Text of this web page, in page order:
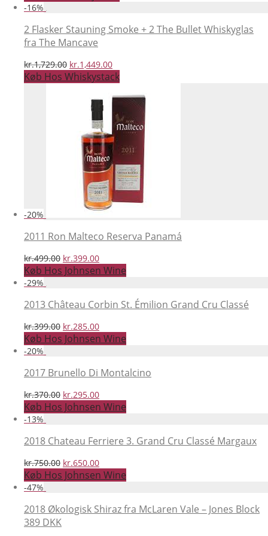
pris
kr.1,239.00.
pris
kr.1,049.00.
-16%
2 Flasker Stauning Smoke + 2 The Bullet Whiskyglas
fra The Mancave
kr.1,729.00 Den
oprindelige
pris
kr.1,729.00.
kr.1,449.00Den
aktuelle
pris
er:
kr.1,449.00.
Køb Hos Whiskystack
-20%
2011 Ron Malteco Reserva Panamá
kr.499.00 Den
oprindelige
pris
kr.499.00.
kr.399.00Den
aktuelle
pris
kr.399.00.
Køb Hos Johnsen Wine
-29%
2013 Château Corbin St. Émilion Grand Cru Classé
kr.399.00 Den
oprindelige
pris
kr.399.00.
kr.285.00Den
aktuelle
pris
kr.285.00.
Køb Hos Johnsen Wine
-20%
2017 Brunello Di Montalcino
kr.370.00 Den
oprindelige
pris
kr.370.00.
kr.295.00Den
aktuelle
pris
kr.295.00.
Køb Hos Johnsen Wine
-13%
2018 Chateau Ferriere 3. Grand Cru Classé Margaux
kr.750.00 Den
oprindelige
pris
kr.750.00.
kr.650.00Den
aktuelle
pris
kr.650.00.
Køb Hos Johnsen Wine
-47%
2018 Økologisk Shiraz fra McLaren Vale – Jones Block
389 DKK